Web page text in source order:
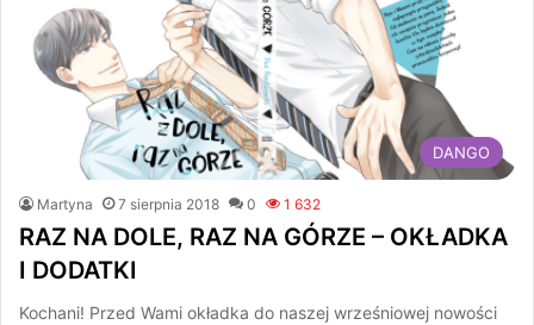
DANGO
Martyna 7 sierpnia 2018 0 1 632
RAZ NA DOLE, RAZ NA GÓRZE – OKŁADKA
I DODATKI
Kochani! Przed Wami okładka do naszej wrześniowej nowości